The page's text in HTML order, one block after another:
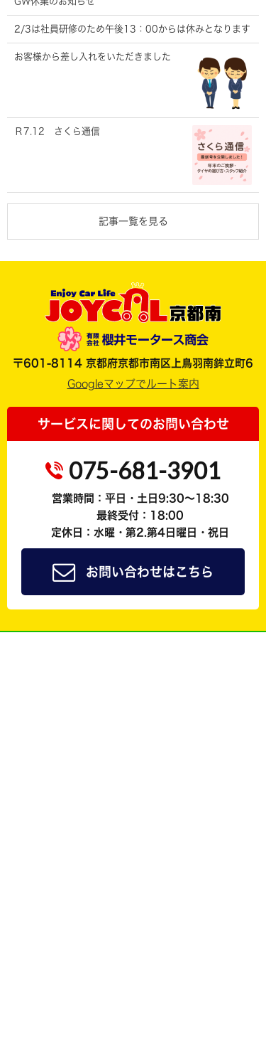
2/3は社員研修のため午後13：00からは休みとなります
お客様から差し入れをいただきました
Ｒ7.12 さくら通信
記事一覧を見る
〒601-8114 京都府京都市南区上鳥羽南鉾立町6
Googleマップでルート案内
サービスに関してのお問い合わせ
075-681-3901
営業時間：平日・土日9:30～18:30
最終受付：18:00
定休日：水曜・第2.第4日曜日・祝日
お問い合わせはこちら